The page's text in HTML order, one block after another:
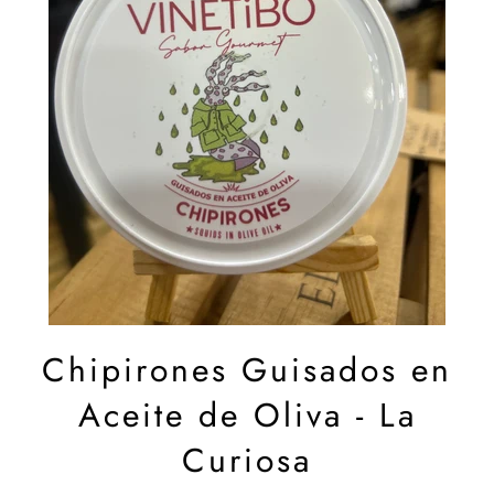
Chipirones Guisados en
Aceite de Oliva - La
Curiosa